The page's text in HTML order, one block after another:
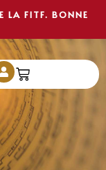
LA FITF. BONNE